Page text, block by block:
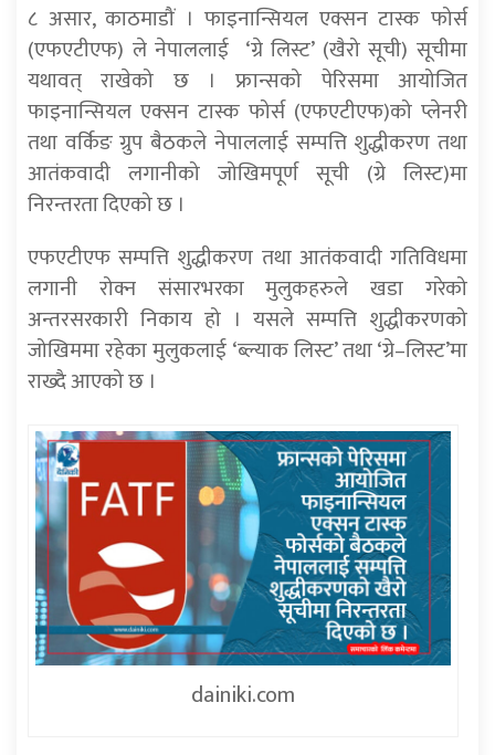
८ असार, काठमाडौं । फाइनान्सियल एक्सन टास्क फोर्स
(एफएटीएफ) ले नेपाललाई ‘ग्रे लिस्ट’ (खैरो सूची) सूचीमा
यथावत् राखेको छ । फ्रान्सको पेरिसमा आयोजित
फाइनान्सियल एक्सन टास्क फोर्स (एफएटीएफ)को प्लेनरी
तथा वर्किङ ग्रुप बैठकले नेपाललाई सम्पत्ति शुद्धीकरण तथा
आतंकवादी लगानीको जोखिमपूर्ण सूची (ग्रे लिस्ट)मा
निरन्तरता दिएको छ ।
एफएटीएफ सम्पत्ति शुद्धीकरण तथा आतंकवादी गतिविधमा
लगानी रोक्न संसारभरका मुलुकहरुले खडा गरेको
अन्तरसरकारी निकाय हो । यसले सम्पत्ति शुद्धीकरणको
जोखिममा रहेका मुलुकलाई ‘ब्ल्याक लिस्ट’ तथा ‘ग्रे–लिस्ट’मा
राख्दै आएको छ ।
dainiki.com